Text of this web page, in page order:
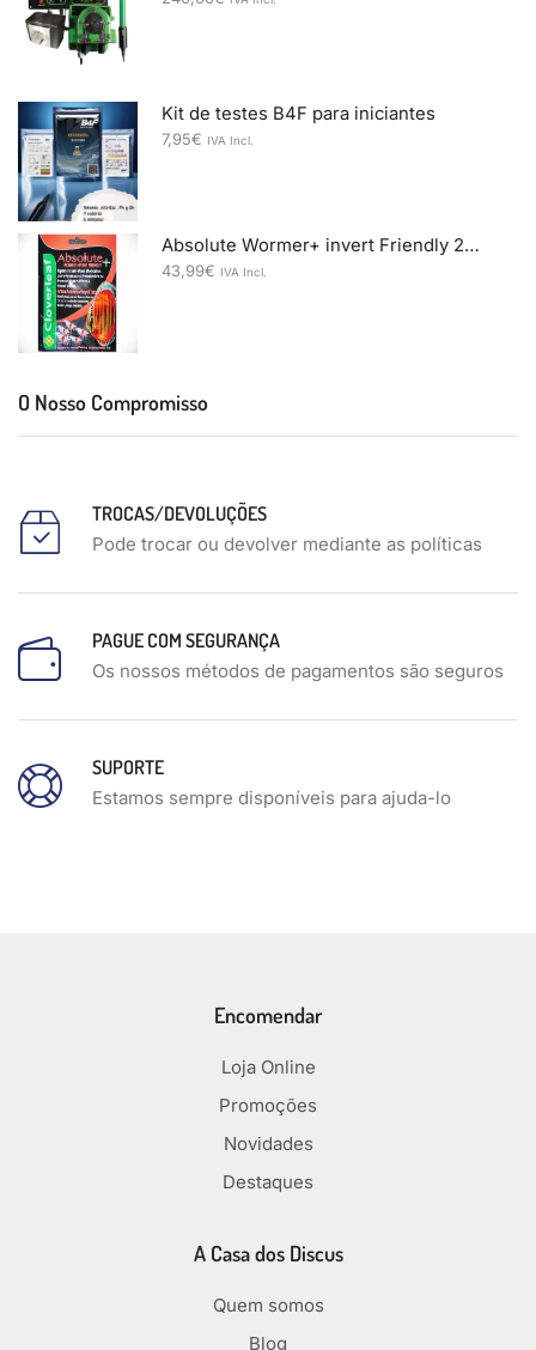
Kit de testes B4F para iniciantes
7,95€ IVA Incl.
Absolute Wormer+ invert Friendly 20 grs
43,99€ IVA Incl.
O Nosso Compromisso
TROCAS/DEVOLUÇÕES
Pode trocar ou devolver mediante as políticas
PAGUE COM SEGURANÇA
Os nossos métodos de pagamentos são seguros
SUPORTE
Estamos sempre disponíveis para ajuda-lo
Encomendar
Loja Online
Promoções
Novidades
Destaques
A Casa dos Discus
Quem somos
Blog